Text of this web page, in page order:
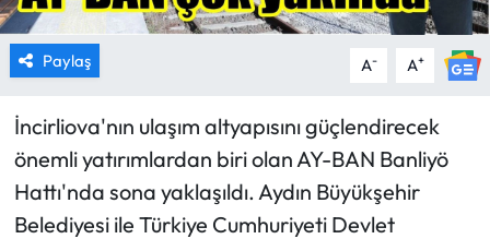
Paylaş A- A+
İncirliova'nın ulaşım altyapısını güçlendirecek
önemli yatırımlardan biri olan AY-BAN Banliyö
Hattı'nda sona yaklaşıldı. Aydın Büyükşehir
Belediyesi ile Türkiye Cumhuriyeti Devlet
HABER İLAN